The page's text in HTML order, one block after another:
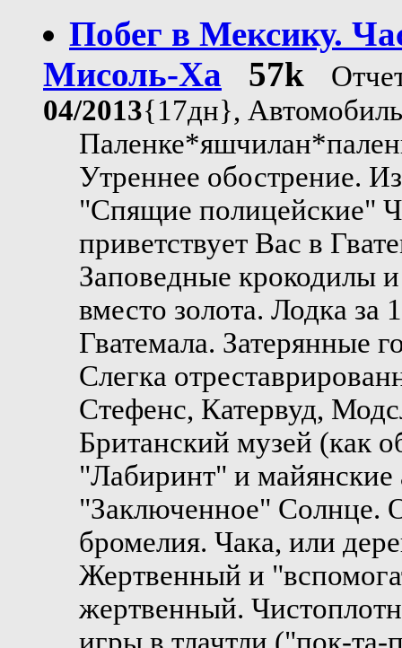
Побег в Мексику.
Мисоль-Ха
57k
04/2013{17дн},
Утреннее обострение.
"Спящие полицейские"
приветствует Вас в
Заповедные крокодилы
вместо золота. Лодка за
Гватемала. Затерянные
Слегка
Стефенс, Катервуд,
Британский музей (как
"Лабиринт" и майянские
"Заключенное" Солнце.
бромелия. Чака, или
Жертвенный и
жертвенный.